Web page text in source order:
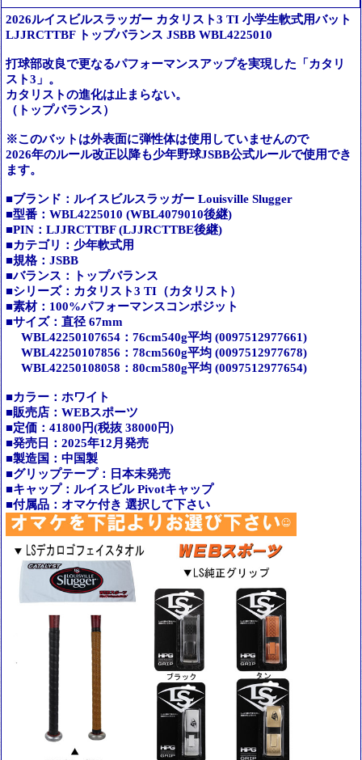
2026ルイスビルスラッガー カタリスト3 TI 小学生軟式用バット
LJJRCTTBF トップバランス JSBB WBL4225010
打球部改良で更なるパフォーマンスアップを実現した「カタリ
スト3」。
カタリストの進化は止まらない。
（トップバランス）
※このバットは外表面に弾性体は使用していませんので
2026年のルール改正以降も少年野球JSBB公式ルールで使用でき
ます。
■ブランド：ルイスビルスラッガー Louisville Slugger
■型番：WBL4225010 (WBL4079010後継)
■PIN：LJJRCTTBF (LJJRCTTBE後継)
■カテゴリ：少年軟式用
■規格：JSBB
■バランス：トップバランス
■シリーズ：カタリスト3 TI（カタリスト）
■素材：100%パフォーマンスコンポジット
■サイズ：直径 67mm
WBL42250107654：76cm540g平均 (0097512977661)
WBL42250107856：78cm560g平均 (0097512977678)
WBL42250108058：80cm580g平均 (0097512977654)
■カラー：ホワイト
■販売店：WEBスポーツ
■定価：41800円(税抜 38000円)
■発売日：2025年12月発売
■製造国：中国製
■グリップテープ：日本未発売
■キャップ：ルイスビル Pivotキャップ
■付属品：オマケ付き 選択して下さい